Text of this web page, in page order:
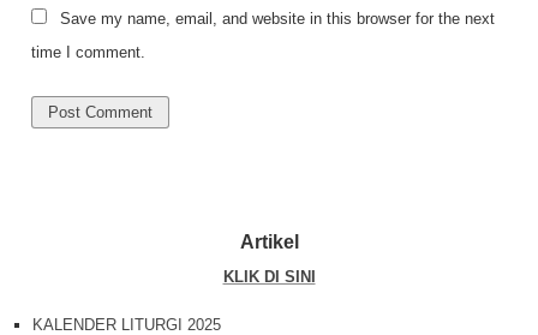
Save my name, email, and website in this browser for the next
time I comment.
Artikel
KLIK DI SINI
KALENDER LITURGI 2025